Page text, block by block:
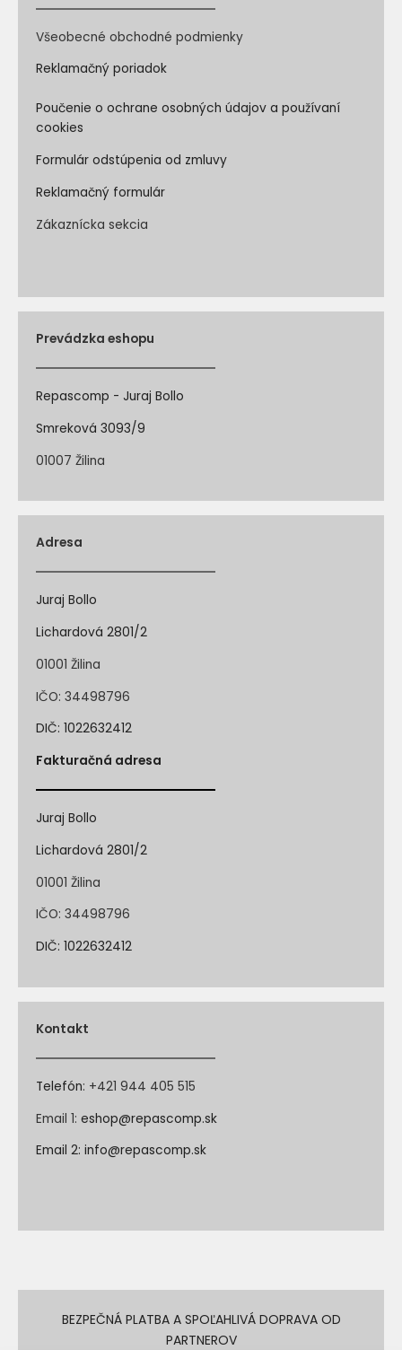
Všeobecné obchodné podmienky
Reklamačný poriadok
Poučenie o ochrane osobných údajov a používaní
cookies
Formulár odstúpenia od zmluvy
Reklamačný formulár
Zákaznícka sekcia
Prevádzka eshopu
Repascomp - Juraj Bollo
Smreková 3093/9
01007 Žilina
Adresa
Juraj Bollo
Lichardová 2801/2
01001 Žilina
IČO: 34498796
DIČ: 1022632412
Fakturačná adresa
Juraj Bollo
Lichardová 2801/2
01001 Žilina
IČO: 34498796
DIČ: 1022632412
Kontakt
Telefón: +421 944 405 515
Email 1: eshop@repascomp.sk
Email 2: info@repascomp.sk
BEZPEČNÁ PLATBA A SPOĽAHLIVÁ DOPRAVA OD
PARTNEROV